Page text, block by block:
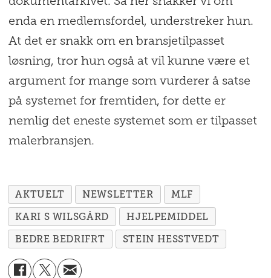
enda en medlemsfordel, understreker hun.
At det er snakk om en bransjetilpasset
løsning, tror hun også at vil kunne være et
argument for mange som vurderer å satse
på systemet for fremtiden, for dette er
nemlig det eneste systemet som er tilpasset
malerbransjen.
AKTUELT NEWSLETTER
MLF
KARI S WILSGÅRD
HJELPEMIDDEL
BEDRE BEDRIFRT
STEIN HESSTVEDT